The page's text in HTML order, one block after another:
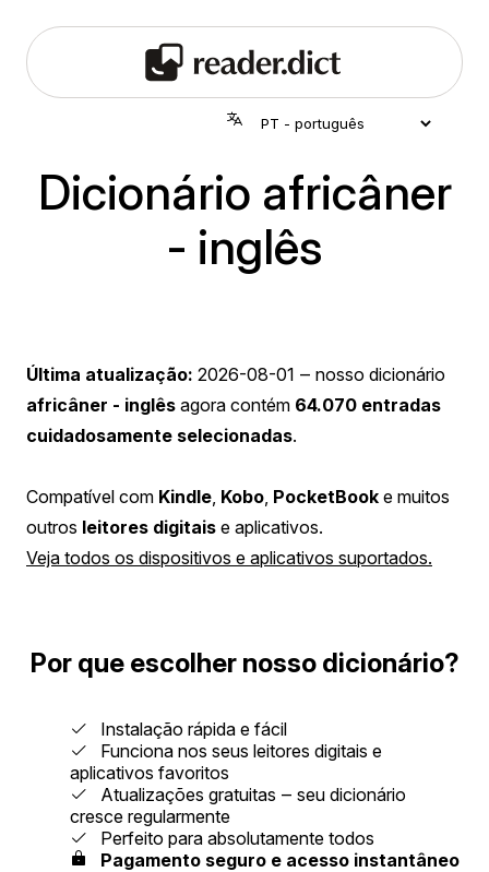
Dicionário africâner
- inglês
Última atualização: 2026-08-01 ‒ nosso dicionário
africâner - inglês agora contém 64.070 entradas
cuidadosamente selecionadas.
Compatível com Kindle Kobo PocketBook e muitos
outros leitores digitais e aplicativos.
Veja todos os dispositivos e aplicativos suportados.
Por que escolher nosso dicionário?
Instalação rápida e fácil
Funciona nos seus leitores digitais e
aplicativos favoritos
Atualizações gratuitas ‒ seu dicionário
cresce regularmente
Perfeito para absolutamente todos
Pagamento seguro e acesso instantâneo